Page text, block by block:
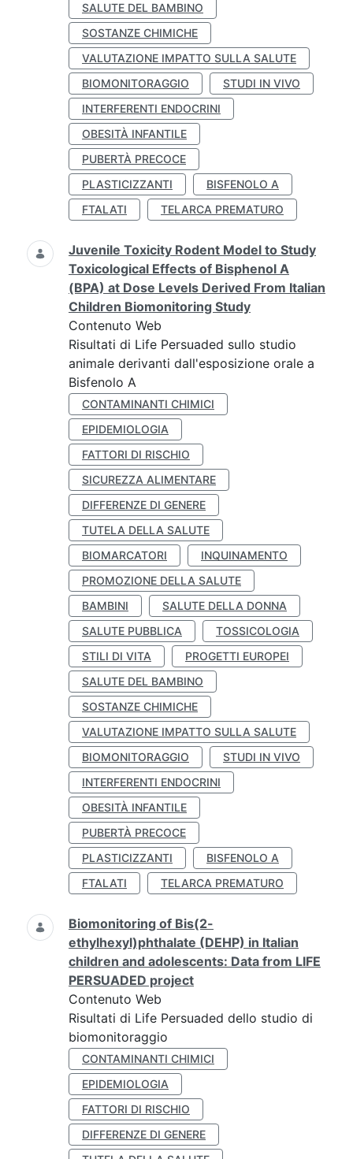
SALUTE DEL BAMBINO
SOSTANZE CHIMICHE
VALUTAZIONE IMPATTO SULLA SALUTE
BIOMONITORAGGIO
STUDI IN VIVO
INTERFERENTI ENDOCRINI
OBESITÀ INFANTILE
PUBERTÀ PRECOCE
PLASTICIZZANTI
BISFENOLO A
FTALATI
TELARCA PREMATURO
Juvenile Toxicity Rodent Model to Study
Toxicological Effects of Bisphenol A
(BPA) at Dose Levels Derived From Italian
Children Biomonitoring Study
Contenuto Web
Risultati di Life Persuaded sullo studio
animale derivanti dall'esposizione orale a
Bisfenolo A
CONTAMINANTI CHIMICI
EPIDEMIOLOGIA
FATTORI DI RISCHIO
SICUREZZA ALIMENTARE
DIFFERENZE DI GENERE
TUTELA DELLA SALUTE
BIOMARCATORI
INQUINAMENTO
PROMOZIONE DELLA SALUTE
BAMBINI
SALUTE DELLA DONNA
SALUTE PUBBLICA
TOSSICOLOGIA
STILI DI VITA
PROGETTI EUROPEI
SALUTE DEL BAMBINO
SOSTANZE CHIMICHE
VALUTAZIONE IMPATTO SULLA SALUTE
BIOMONITORAGGIO
STUDI IN VIVO
INTERFERENTI ENDOCRINI
OBESITÀ INFANTILE
PUBERTÀ PRECOCE
PLASTICIZZANTI
BISFENOLO A
FTALATI
TELARCA PREMATURO
Biomonitoring of Bis(2-
ethylhexyl)phthalate (DEHP) in Italian
children and adolescents: Data from LIFE
PERSUADED project
Contenuto Web
Risultati di Life Persuaded dello studio di
biomonitoraggio
CONTAMINANTI CHIMICI
EPIDEMIOLOGIA
FATTORI DI RISCHIO
DIFFERENZE DI GENERE